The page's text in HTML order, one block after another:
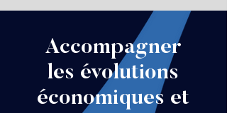
Accompagner
les évolutions
économiques et